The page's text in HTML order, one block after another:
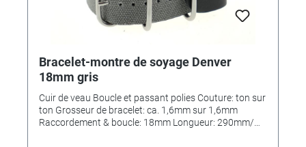
Bracelet-montre de soyage Denver
18mm gris
Cuir de veau Boucle et passant polies Couture: ton sur
ton Grosseur de bracelet: ca. 1,6mm sur 1,6mm
Raccordement & boucle: 18mm Longueur: 290mm/